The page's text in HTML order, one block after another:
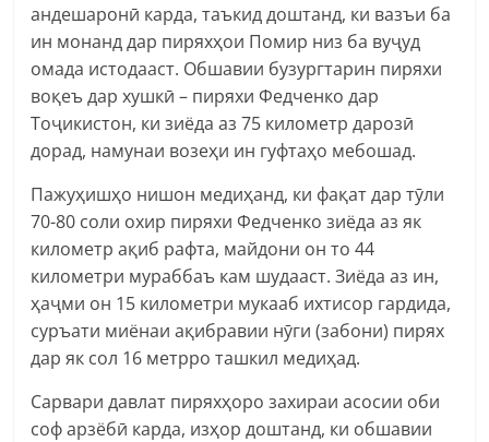
андешаронӣ карда, таъкид доштанд, ки вазъи ба
ин монанд дар пиряхҳои Помир низ ба вуҷуд
омада истодааст. Обшавии бузургтарин пиряхи
воқеъ дар хушкӣ – пиряхи Федченко дар
Тоҷикистон, ки зиёда аз 75 километр дарозӣ
дорад, намунаи возеҳи ин гуфтаҳо мебошад.
Пажуҳишҳо нишон медиҳанд, ки фақат дар тӯли
70-80 соли охир пиряхи Федченко зиёда аз як
километр ақиб рафта, майдони он то 44
километри мураббаъ кам шудааст. Зиёда аз ин,
ҳаҷми он 15 километри мукааб ихтисор гардида,
суръати миёнаи ақибравии нӯги (забони) пирях
дар як сол 16 метрро ташкил медиҳад.
Сарвари давлат пиряхҳоро захираи асосии оби
соф арзёбӣ карда, изҳор доштанд, ки обшавии